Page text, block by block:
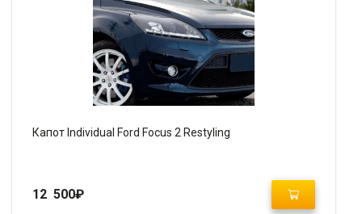
Капот Individual Ford Focus 2 Restyling
12 500₽